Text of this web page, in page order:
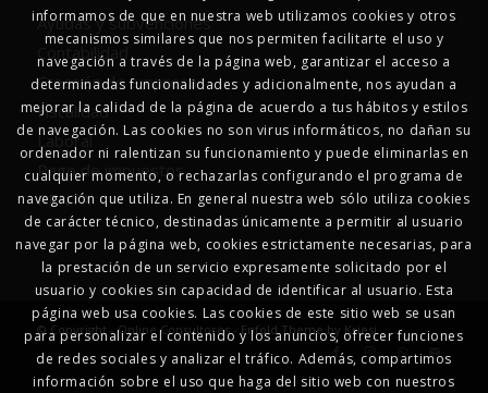
Ayudas y subvenciones
Contabilidad
Creación de empresas
Fiscalidad
Laboral
Pago de impuestos
RENTA
© Copyright - Online Consultores - Enfold Theme by Kriesi
informamos de que en nuestra web utilizamos cookies y otros
mecanismos similares que nos permiten facilitarte el uso y
navegación a través de la página web, garantizar el acceso a
determinadas funcionalidades y adicionalmente, nos ayudan a
mejorar la calidad de la página de acuerdo a tus hábitos y estilos
de navegación. Las cookies no son virus informáticos, no dañan su
ordenador ni ralentizan su funcionamiento y puede eliminarlas en
cualquier momento, o rechazarlas configurando el programa de
navegación que utiliza. En general nuestra web sólo utiliza cookies
de carácter técnico, destinadas únicamente a permitir al usuario
navegar por la página web, cookies estrictamente necesarias, para
la prestación de un servicio expresamente solicitado por el
usuario y cookies sin capacidad de identificar al usuario. Esta
página web usa cookies. Las cookies de este sitio web se usan
para personalizar el contenido y los anuncios, ofrecer funciones
de redes sociales y analizar el tráfico. Además, compartimos
información sobre el uso que haga del sitio web con nuestros